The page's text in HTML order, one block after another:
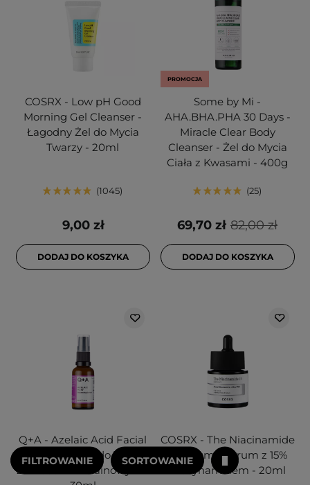
COSRX - Low pH Good
Morning Gel Cleanser -
Łagodny Żel do Mycia
Twarzy - 20ml
1045
9,00 zł
DODAJ DO KOSZYKA
PROMOCJA
Some by Mi -
AHA.BHA.PHA 30 Days -
Miracle Clear Body
Cleanser - Żel do Mycia
Ciała z Kwasami - 400g
25
82,00 zł
69,70 zł
DODAJ DO KOSZYKA
Q+A - Azelaic Acid Facial
Serum - Serum do Twarzy
z Kwasem Azelainowym -
COSRX - The Niacinamide
15 Serum - Serum z 15%
Niacynamidem - 20ml
FILTROWANIE SORTOWANIE